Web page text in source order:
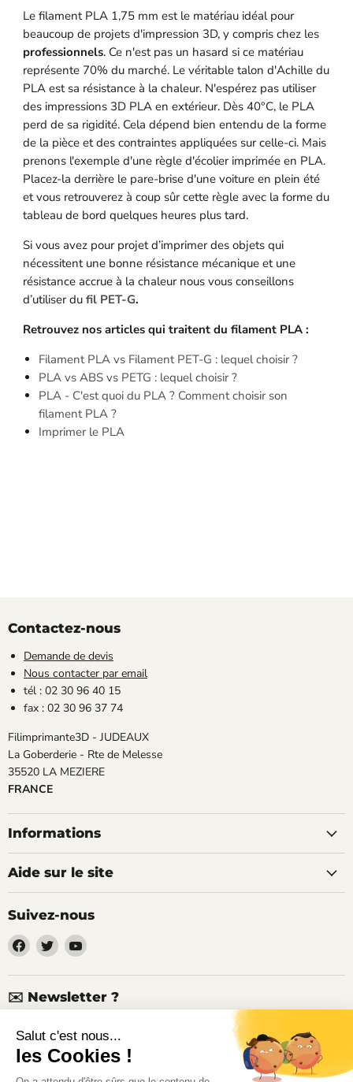
Le filament PLA 1,75 mm est le matériau idéal pour
beaucoup de projets d'impression 3D, y compris chez les
professionnels. Ce n'est pas un hasard si ce matériau
représente 70% du marché. Le véritable talon d'Achille du
PLA est sa résistance à la chaleur. N'espérez pas utiliser
des impressions 3D PLA en extérieur. Dès 40°C, le PLA
perd de sa rigidité. Cela dépend bien entendu de la forme
de la pièce et des contraintes appliquées sur celle-ci. Mais
prenons l'exemple d'une règle d'écolier imprimée en PLA.
Placez-la derrière le pare-brise d'une voiture en plein été
et vous retrouverez à coup sûr cette règle avec la forme du
tableau de bord quelques heures plus tard.
Si vous avez pour projet d’imprimer des objets qui
nécessitent une bonne résistance mécanique et une
résistance accrue à la chaleur nous vous conseillons
d’utiliser du fil PET-G.
Retrouvez nos articles qui traitent du filament PLA :
Filament PLA vs Filament PET-G : lequel choisir ?
PLA vs ABS vs PETG : lequel choisir ?
PLA - C'est quoi du PLA ? Comment choisir son
filament PLA ?
Imprimer le PLA
Contactez-nous
Demande de devis
Nous contacter par email
tél : 02 30 96 40 15
fax : 02 30 96 37 74
Filimprimante3D - JUDEAUX
La Goberderie - Rte de Melesse
35520 LA MEZIERE
FRANCE
Informations
Aide sur le site
Suivez-nous
Trouvez-
nous
sur
Facebook
Trouvez-
nous
sur
Twitter
Trouvez-
sur
YouTube
✉️ Newsletter ?
Nouveaux produits, articles techniques, promotions, codes de
réduction...
Inscrivez-vous à notre lettre d'informations ici !